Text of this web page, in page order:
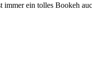
ein tolles Bookeh